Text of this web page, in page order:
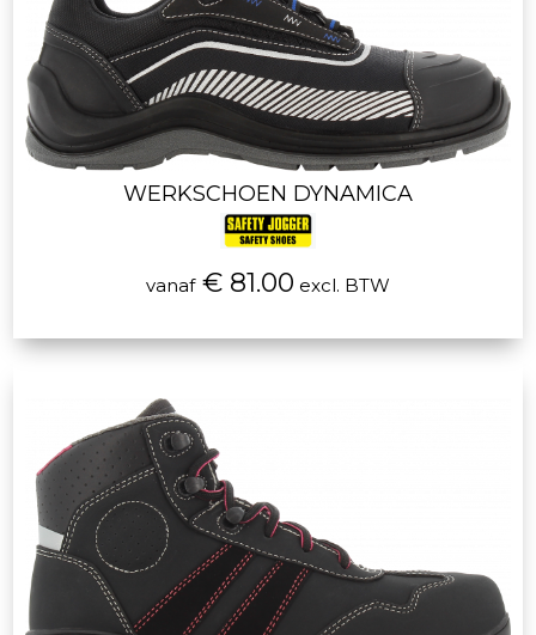
WERKSCHOEN DYNAMICA
vanaf€ 81.00 excl. BTW